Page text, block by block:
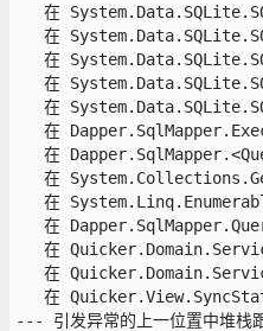
在
在
在
在
在
在
在
在
在
在
在
在
在
--- 引发异常的上一位置中堆栈